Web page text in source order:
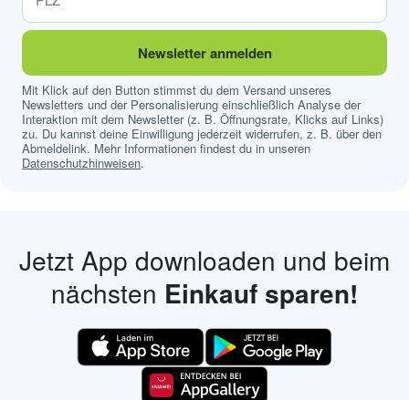
Newsletter anmelden
Mit Klick auf den Button stimmst du dem Versand unseres
Newsletters und der Personalisierung einschließlich Analyse der
Interaktion mit dem Newsletter (z. B. Öffnungsrate, Klicks auf Links)
zu. Du kannst deine Einwilligung jederzeit widerrufen, z. B. über den
Abmeldelink. Mehr Informationen findest du in unseren
Datenschutzhinweisen.
Jetzt App downloaden und beim
nächsten Einkauf sparen!